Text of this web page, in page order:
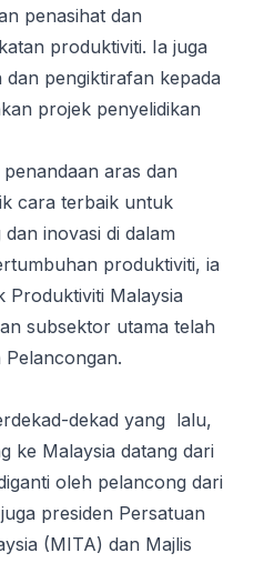
penasihat dan
produktiviti. Ia juga
pengiktirafan kepada
projek penyelidikan
aras dan
cara terbaik untuk
inovasi di dalam
produktiviti, ia
Produktiviti Malaysia
subsektor utama telah
dekad yang lalu,
ke Malaysia datang dari
oleh pelancong dari
presiden Persatuan
(MITA) dan Majlis